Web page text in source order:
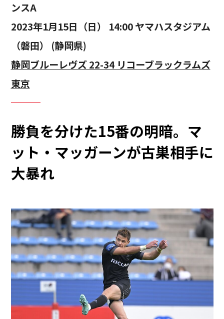
ンスA
2023年1月15日（日） 14:00 ヤマハスタジアム
（磐田） (静岡県)
静岡ブルーレヴズ 22-34 リコーブラックラムズ
東京
勝負を分けた15番の明暗。マ
ット・マッガーンが古巣相手に
大暴れ